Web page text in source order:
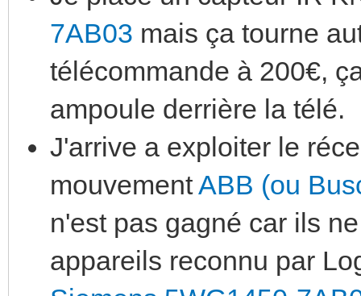
7AB03 mais ça tourne
télécommande à 200€,
ampoule derrière la télé.
J'arrive a exploiter le
mouvementABB (ou
n'est pas gagné car ils
appareils reconnu par